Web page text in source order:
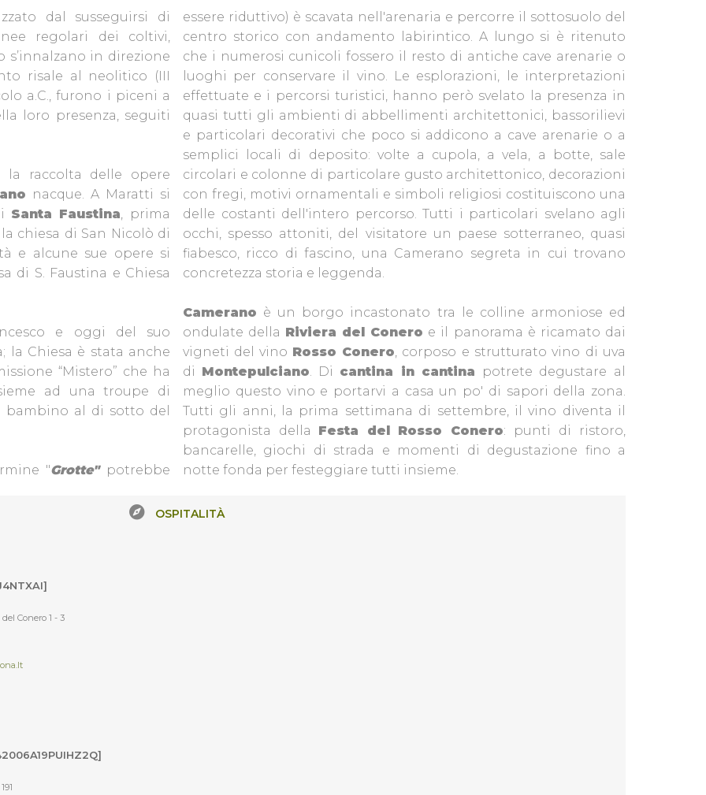
dal susseguirsi di
regolari dei coltivi,
s’innalzano in direzione
risale al neolitico (III
a.C., furono i piceni a
loro presenza, seguiti
la raccolta delle opere
nacque. A Maratti si
Santa Faustina, prima
chiesa di San Nicolò di
e alcune sue opere si
di S. Faustina e Chiesa
e oggi del suo
la Chiesa è stata anche
“Mistero” che ha
ad una troupe di
al di sotto del
"Grotte" potrebbe
essere riduttivo) è scavata nell'arenaria e percorre il sottosuolo del
centro storico con andamento labirintico. A lungo si è ritenuto
che i numerosi cunicoli fossero il resto di antiche cave arenarie o
luoghi per conservare il vino. Le esplorazioni, le interpretazioni
effettuate e i percorsi turistici, hanno però svelato la presenza in
quasi tutti gli ambienti di abbellimenti architettonici, bassorilievi
e particolari decorativi che poco si addicono a cave arenarie o a
semplici locali di deposito: volte a cupola, a vela, a botte, sale
circolari e colonne di particolare gusto architettonico, decorazioni
con fregi, motivi ornamentali e simboli religiosi costituiscono una
delle costanti dell'intero percorso. Tutti i particolari svelano agli
occhi, spesso attoniti, del visitatore un paese sotterraneo, quasi
fiabesco, ricco di fascino, una Camerano segreta in cui trovano
concretezza storia e leggenda.
Camerano è un borgo incastonato tra le colline armoniose ed
ondulate della Riviera del Conero e il panorama è ricamato dai
vigneti del vino Rosso Conero, corposo e strutturato vino di uva
di Montepulciano. Di cantina in cantina potrete degustare al
meglio questo vino e portarvi a casa un po' di sapori della zona.
Tutti gli anni, la prima settimana di settembre, il vino diventa il
protagonista della Festa del Rosso Conero: punti di ristoro,
bancarelle, giochi di strada e momenti di degustazione fino a
notte fonda per festeggiare tutti insieme.
OSPITALITÀ
Conero 1 - 3